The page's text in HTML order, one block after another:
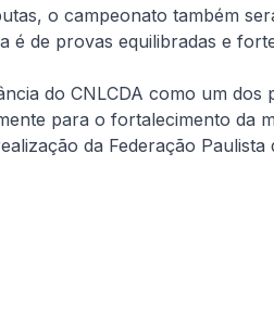
o campeonato também
de provas equilibradas e
do CNLCDA como um
para o fortalecimento da
da Federação